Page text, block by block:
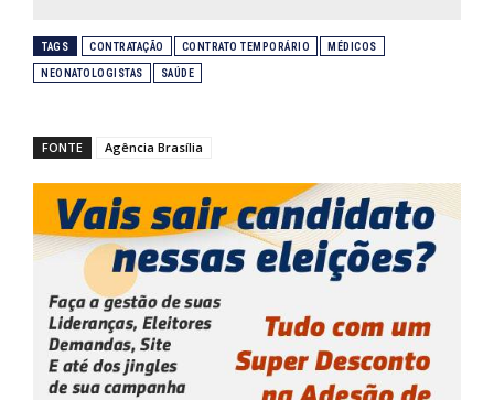
TAGS CONTRATAÇÃO CONTRATO TEMPORÁRIO MÉDICOS
NEONATOLOGISTAS SAÚDE
FONTE Agência Brasília